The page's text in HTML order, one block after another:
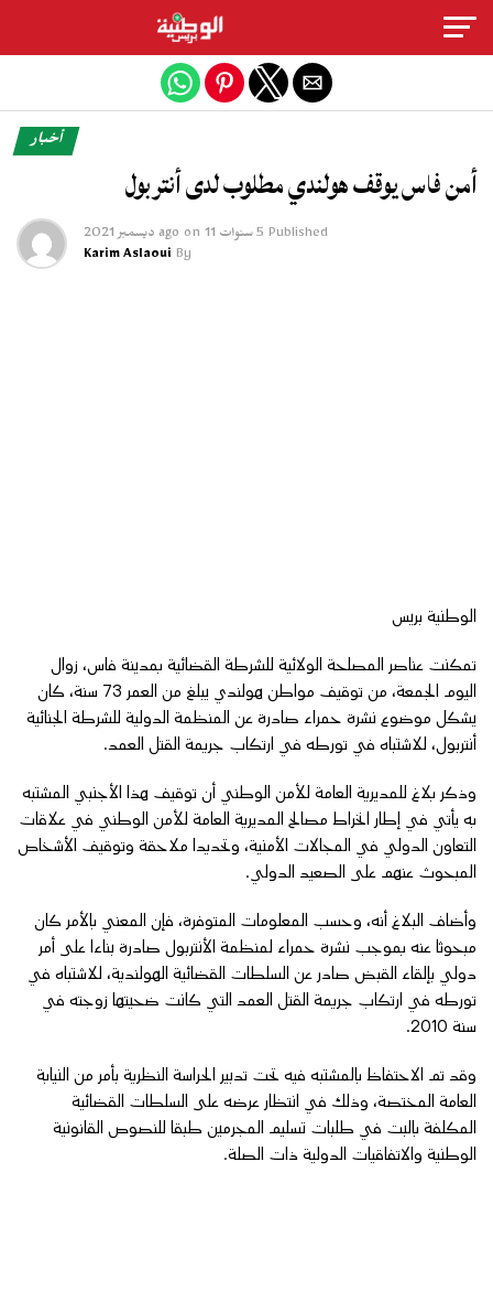
أخبار
أمن فاس يوقف هولندي مطلوب لدى أنتربول
Published 5 سنوات ago on 11 ديسمبر 2021
By
Karim Aslaoui
الوطنية بريس
تمكنت عناصر المصلحة الولائية للشرطة القضائية بمدينة فاس، زوال
اليوم الجمعة، من توقيف مواطن هولندي يبلغ من العمر 73 سنة، كان
يشكل موضوع نشرة حمراء صادرة عن المنظمة الدولية للشرطة الجنائية
أنتربول، للاشتباه في تورطه في ارتكاب جريمة القتل العمد.
وذكر بلاغ للمديرية العامة للأمن الوطني أن توقيف هذا الأجنبي المشتبه
به يأتي في إطار انخراط مصالح المديرية العامة للأمن الوطني في علاقات
التعاون الدولي في المجالات الأمنية، وتحديدا ملاحقة وتوقيف الأشخاص
المبحوث عنهم على الصعيد الدولي.
وأضاف البلاغ أنه، وحسب المعلومات المتوفرة، فإن المعني بالأمر كان
مبحوثا عنه بموجب نشرة حمراء لمنظمة الأنتربول صادرة بناءا على أمر
دولي بإلقاء القبض صادر عن السلطات القضائية الهولندية، للاشتباه في
تورطه في ارتكاب جريمة القتل العمد التي كانت ضحيتها زوجته في
سنة 2010.
وقد تم الاحتفاظ بالمشتبه فيه تحت تدبير الحراسة النظرية بأمر من النيابة
العامة المختصة، وذلك في انتظار عرضه على السلطات القضائية
المكلفة بالبت في طلبات تسليم المجرمين طبقا للنصوص القانونية
الوطنية والاتفاقيات الدولية ذات الصلة.
Exit mobile version